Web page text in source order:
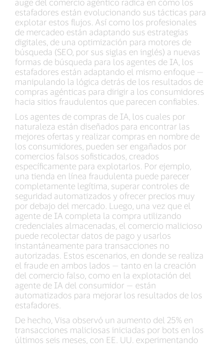
auge del comercio agéntico radica en cómo los
estafadores están evolucionando sus tácticas para
explotar estos flujos. Así como los profesionales
de mercadeo están adaptando sus estrategias
digitales, de una optimización para motores de
búsqueda (SEO, por sus siglas en inglés) a nuevas
formas de búsqueda para los agentes de IA, los
estafadores están adaptando el mismo enfoque —
manipulando la lógica detrás de los resultados de
compras agénticas para dirigir a los consumidores
hacia sitios fraudulentos que parecen confiables.
Los agentes de compras de IA, los cuales por
naturaleza están diseñados para encontrar las
mejores ofertas y realizar compras en nombre de
los consumidores, pueden ser engañados por
comercios falsos sofisticados, creados
específicamente para explotarlos. Por ejemplo,
una tienda en línea fraudulenta puede parecer
completamente legítima, superar controles de
seguridad automatizados y ofrecer precios muy
por debajo del mercado. Luego, una vez que el
agente de IA completa la compra utilizando
credenciales almacenadas, el comercio malicioso
puede recolectar datos de pago y usarlos
instantáneamente para transacciones no
autorizadas. Estos escenarios, en donde se realiza
el fraude en ambos lados — tanto en la creación
del comercio falso, como en la explotación del
agente de IA del consumidor — están
automatizados para mejorar los resultados de los
estafadores.
De hecho, Visa observó un aumento del 25% en
transacciones maliciosas iniciadas por bots en los
últimos seis meses, con EE. UU. experimentando